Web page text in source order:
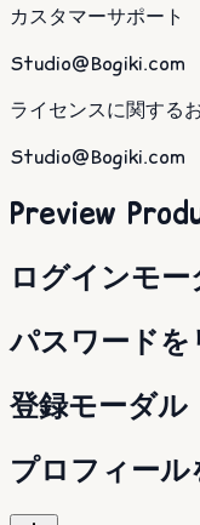
カスタマーサポート
Studio@Bogiki.com
ライセンスに関する
Studio@Bogiki.com
Preview
ログインモ
パスワードを
登録モーダル
プロフィー